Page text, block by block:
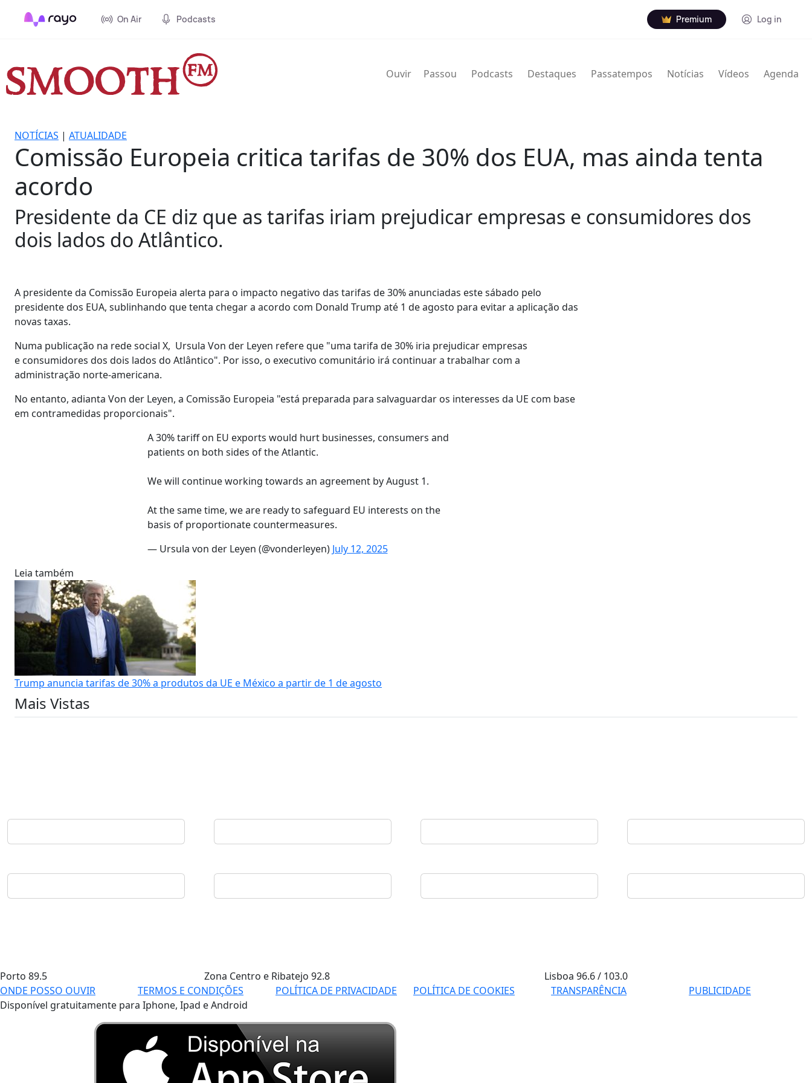
On Air Podcasts Premium Log in
Ouvir Passou Podcasts Destaques Passatempos Notícias Vídeos Agenda
NOTÍCIAS | ATUALIDADE
Comissão Europeia critica tarifas de 30% dos EUA, mas ainda tenta
acordo
Presidente da CE diz que as tarifas iriam prejudicar empresas e consumidores dos
dois lados do Atlântico.
A presidente da Comissão Europeia alerta para o impacto negativo das tarifas de 30% anunciadas este sábado pelo
presidente dos EUA, sublinhando que tenta chegar a acordo com Donald Trump até 1 de agosto para evitar a aplicação das
novas taxas.
Numa publicação na rede social X, Ursula Von der Leyen refere que "uma tarifa de 30% iria prejudicar empresas
e consumidores dos dois lados do Atlântico". Por isso, o executivo comunitário irá continuar a trabalhar com a
administração norte-americana.
No entanto, adianta Von der Leyen, a Comissão Europeia "está preparada para salvaguardar os interesses da UE com base
em contramedidas proporcionais".
A 30% tariff on EU exports would hurt businesses, consumers and
patients on both sides of the Atlantic.
We will continue working towards an agreement by August 1.
At the same time, we are ready to safeguard EU interests on the
basis of proportionate countermeasures.
— Ursula von der Leyen (@vonderleyen) July 12, 2025
Leia também
Trump anuncia tarifas de 30% a produtos da UE e México a partir de 1 de agosto
Mais Vistas
Porto 89.5 Zona Centro e Ribatejo 92.8 Lisboa96.6 / 103.0
ONDE POSSO OUVIR
TERMOS E CONDIÇÕES POLÍTICA DE PRIVACIDADE POLÍTICA DE COOKIES TRANSPARÊNCIA
PUBLICIDADE
Disponível gratuitamente para Iphone, Ipad e Android